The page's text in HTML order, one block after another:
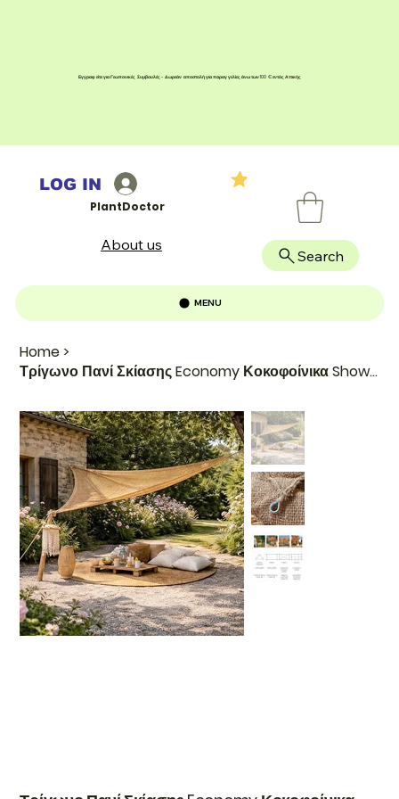
Home >
Τρίγωνο Πανί Σκίασης Economy Κοκοφοίνικα Showood
Εγγραφείτε για Γεωπονικές Συμβουλές - Δωρεάν αποστολή για παραγγελίες άνω των 100 € εντός Αττικής
PlantDoctor
Search
MENU
LOG IN
About us